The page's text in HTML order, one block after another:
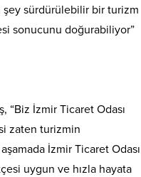
şey sürdürülebilir bir turizm
sonucunu doğurabiliyor”
“Biz İzmir Ticaret Odası
zaten turizmin
İzmir Ticaret Odası
uygun ve hızla hayata